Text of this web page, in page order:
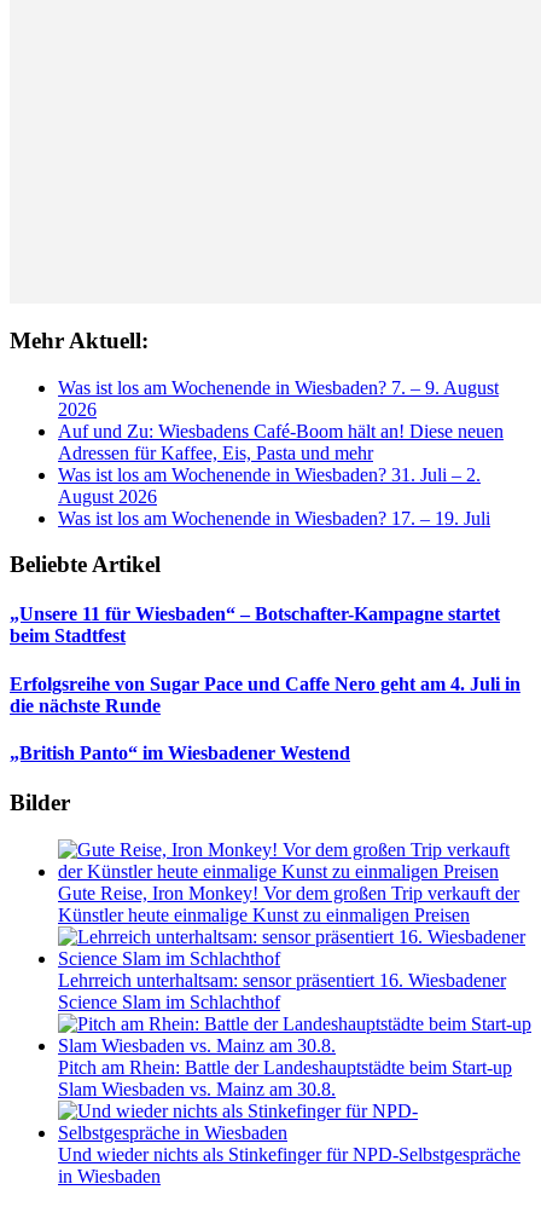
Mehr Aktuell:
Was ist los am Wochenende in Wiesbaden? 7. – 9. August
2026
Auf und Zu: Wiesbadens Café-Boom hält an! Diese neuen
Adressen für Kaffee, Eis, Pasta und mehr
Was ist los am Wochenende in Wiesbaden? 31. Juli – 2.
August 2026
Was ist los am Wochenende in Wiesbaden? 17. – 19. Juli
Beliebte Artikel
„Unsere 11 für Wiesbaden“ – Botschafter-Kampagne startet
beim Stadtfest
Erfolgsreihe von Sugar Pace und Caffe Nero geht am 4. Juli in
die nächste Runde
„British Panto“ im Wiesbadener Westend
Bilder
Gute Reise, Iron Monkey! Vor dem großen Trip verkauft der
Künstler heute einmalige Kunst zu einmaligen Preisen
Lehrreich unterhaltsam: sensor präsentiert 16. Wiesbadener
Science Slam im Schlachthof
Pitch am Rhein: Battle der Landeshauptstädte beim Start-up
Slam Wiesbaden vs. Mainz am 30.8.
Und wieder nichts als Stinkefinger für NPD-Selbstgespräche
in Wiesbaden